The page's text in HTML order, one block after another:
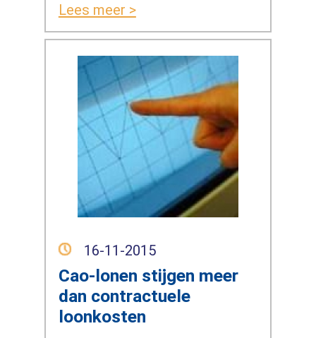
Lees meer >
16-11-2015
Cao-lonen stijgen meer
dan contractuele
loonkosten